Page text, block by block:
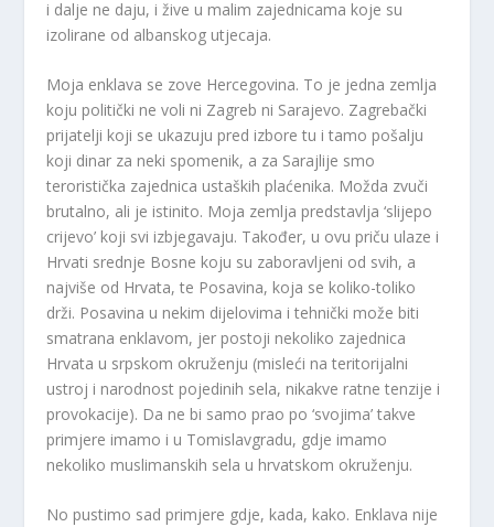
i dalje ne daju, i žive u malim zajednicama koje su
izolirane od albanskog utjecaja.
Moja enklava se zove Hercegovina. To je jedna zemlja
koju politički ne voli ni Zagreb ni Sarajevo. Zagrebački
prijatelji koji se ukazuju pred izbore tu i tamo pošalju
koji dinar za neki spomenik, a za Sarajlije smo
teroristička zajednica ustaških plaćenika. Možda zvuči
brutalno, ali je istinito. Moja zemlja predstavlja ‘slijepo
crijevo’ koji svi izbjegavaju. Također, u ovu priču ulaze i
Hrvati srednje Bosne koju su zaboravljeni od svih, a
najviše od Hrvata, te Posavina, koja se koliko-toliko
drži. Posavina u nekim dijelovima i tehnički može biti
smatrana enklavom, jer postoji nekoliko zajednica
Hrvata u srpskom okruženju (misleći na teritorijalni
ustroj i narodnost pojedinih sela, nikakve ratne tenzije i
provokacije). Da ne bi samo prao po ‘svojima’ takve
primjere imamo i u Tomislavgradu, gdje imamo
nekoliko muslimanskih sela u hrvatskom okruženju.
No pustimo sad primjere gdje, kada, kako. Enklava nije